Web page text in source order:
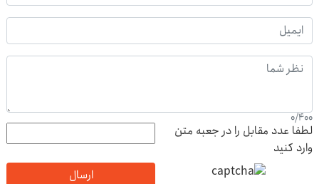
0/400
لطفا عدد مقابل را در جعبه متن
وارد کنید
ارسال